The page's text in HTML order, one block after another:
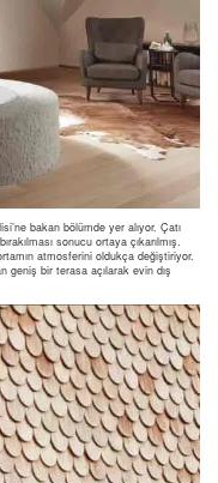
bakan bölümde yer alıyor. Çatı
sonucu ortaya çıkarılmış.
atmosferini oldukça değiştiriyor.
geniş bir terasa açılarak evin dış